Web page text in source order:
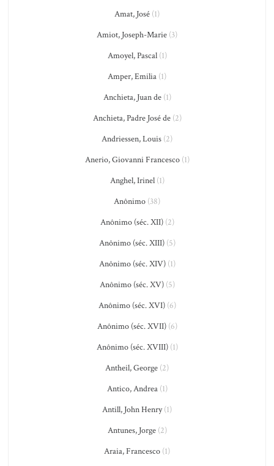
Amat, José (1)
Amiot, Joseph-Marie (3)
Amoyel, Pascal(1)
Amper, Emilia (1)
Anchieta, Juan de(1)
Anchieta, Padre José de(2)
Andriessen, Louis (2)
Anerio, Giovanni Francesco(1)
Anghel, Irinel(1)
Anônimo (38)
Anônimo (séc. XII)(2)
Anônimo (séc. XIII)(5)
Anônimo (séc. XIV)(1)
Anônimo (séc. XV)(5)
Anônimo (séc. XVI)(6)
Anônimo (séc. XVII)(6)
Anônimo (séc. XVIII)(1)
Antheil, George (2)
Antico, Andrea(1)
Antill, John Henry(1)
Antunes, Jorge(2)
Araia, Francesco (1)